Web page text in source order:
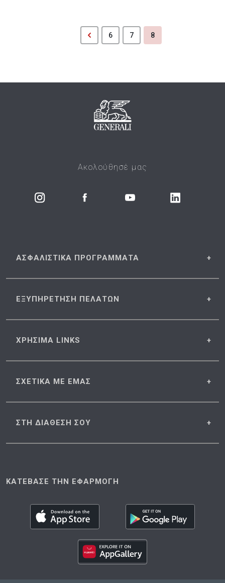
6 7 8
Ακολούθησέ μας
ΑΣΦΑΛΙΣΤΙΚΑ ΠΡΟΓΡΑΜΜΑΤΑ
ΕΞΥΠΗΡΕΤΗΣΗ ΠΕΛΑΤΩΝ
ΧΡΗΣΙΜΑ LINKS
ΣΧΕΤΙΚΑ ΜΕ ΕΜΑΣ
ΣΤΗ ΔΙΑΘΕΣΗ ΣΟΥ
ΚΑΤΕΒΑΣΕ ΤΗΝ ΕΦΑΡΜΟΓΗ